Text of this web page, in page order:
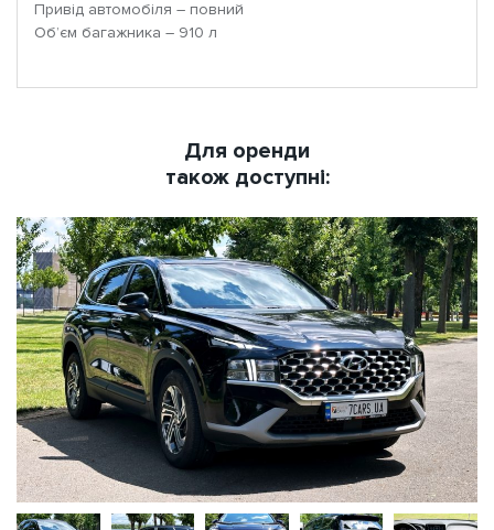
Привід автомобіля – повний
Об’єм багажника – 910 л
Для оренди
також доступні: